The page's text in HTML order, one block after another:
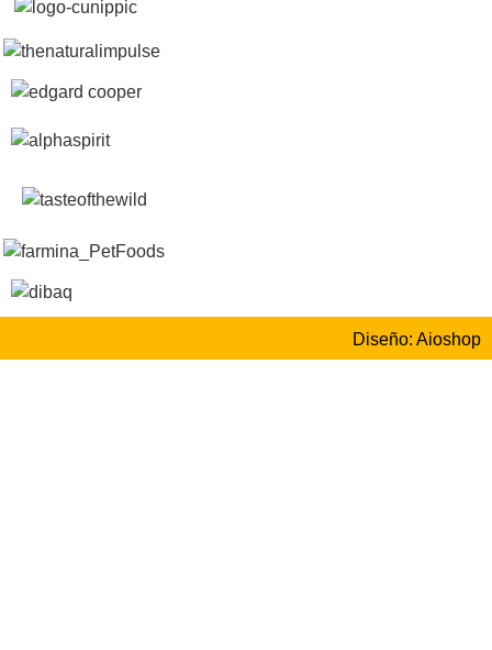
Diseño: Aioshop